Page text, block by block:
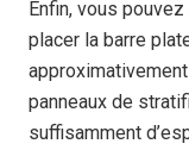
Enfin, vous
placer la barre
panneaux de
suffisamment